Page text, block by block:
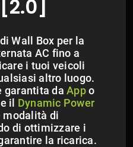
Wall Box per la
AC fino a
i tuoi veicoli
altro luogo.
garantita da Appo
il Dynamic Power
modalità di
di ottimizzare i
la ricarica.